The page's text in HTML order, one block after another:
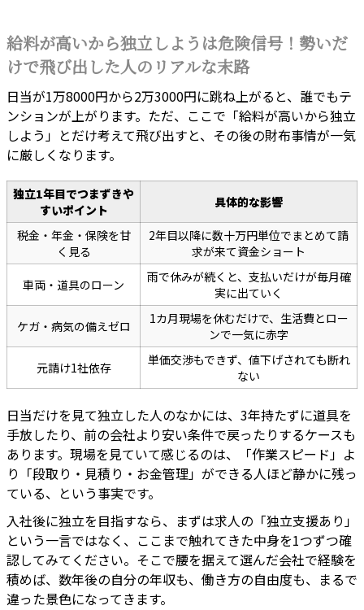
給料が高いから独立しようは危険信号！勢いだ
けで飛び出した人のリアルな末路
日当が1万8000円から2万3000円に跳ね上がると、誰でもテ
ンションが上がります。ただ、ここで「給料が高いから独立
しよう」とだけ考えて飛び出すと、その後の財布事情が一気
に厳しくなります。
独立1年目でつまずきや
すいポイント
具体的な影響
税金・年金・保険を甘
く見る
2年目以降に数十万円単位でまとめて請
求が来て資金ショート
車両・道具のローン
雨で休みが続くと、支払いだけが毎月確
実に出ていく
ケガ・病気の備えゼロ
1カ月現場を休むだけで、生活費とロー
ンで一気に赤字
元請け1社依存
単価交渉もできず、値下げされても断れ
ない
日当だけを見て独立した人のなかには、3年持たずに道具を
手放したり、前の会社より安い条件で戻ったりするケースも
あります。現場を見ていて感じるのは、「作業スピード」よ
り「段取り・見積り・お金管理」ができる人ほど静かに残っ
ている、という事実です。
入社後に独立を目指すなら、まずは求人の「独立支援あり」
という一言ではなく、ここまで触れてきた中身を1つずつ確
認してみてください。そこで腰を据えて選んだ会社で経験を
積めば、数年後の自分の年収も、働き方の自由度も、まるで
違った景色になってきます。